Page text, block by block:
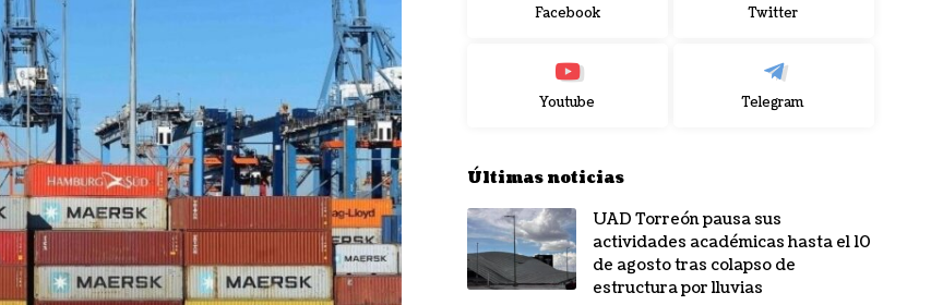
Facebook Twitter
Youtube Telegram
Últimas noticias
UAD Torreón pausa sus
actividades académicas hasta el 10
de agosto tras colapso de
estructura por lluvias